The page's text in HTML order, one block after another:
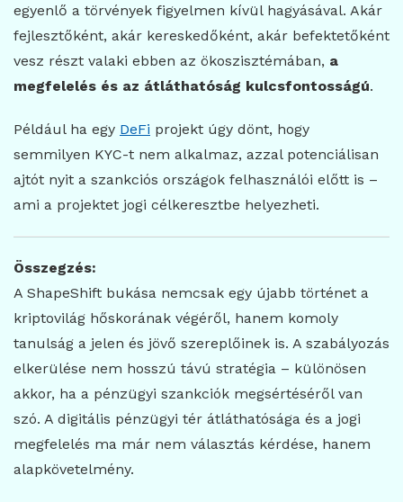
egyenlő a törvények figyelmen kívül hagyásával. Akár
fejlesztőként, akár kereskedőként, akár befektetőként
vesz részt valaki ebben az ökoszisztémában, a
megfelelés és az átláthatóság kulcsfontosságú.
Például ha egy DeFi projekt úgy dönt, hogy
semmilyen KYC-t nem alkalmaz, azzal potenciálisan
ajtót nyit a szankciós országok felhasználói előtt is –
ami a projektet jogi célkeresztbe helyezheti.
Összegzés:
A ShapeShift bukása nemcsak egy újabb történet a
kriptovilág hőskorának végéről, hanem komoly
tanulság a jelen és jövő szereplőinek is. A szabályozás
elkerülése nem hosszú távú stratégia – különösen
akkor, ha a pénzügyi szankciók megsértéséről van
szó. A digitális pénzügyi tér átláthatósága és a jogi
megfelelés ma már nem választás kérdése, hanem
alapkövetelmény.